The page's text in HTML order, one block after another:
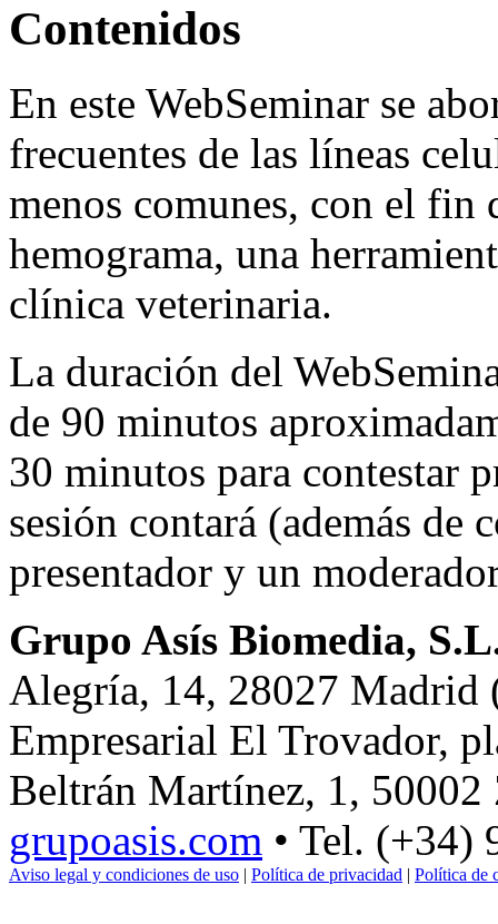
Contenidos
En este WebSeminar se
frecuentes de las líneas
menos comunes, con el fin
hemograma, una
clínica veterinaria.
La duración del
de 90 minutos
30 minutos para contestar
sesión contará (además de
presentador y un
Grupo Asís Biomedia,
Alegría, 14, 28027 Madrid
Empresarial El Trovador,
Beltrán Martínez, 1, 50002
grupoasis.com • Tel. (+34)
Aviso legal y condiciones de uso | Política de privacidad | Política de